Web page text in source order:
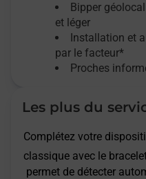
Bipper
et léger
Installation et
par le facteur*
Proches
Les plus du
Complétez votre
classique avec le
permet de détecter